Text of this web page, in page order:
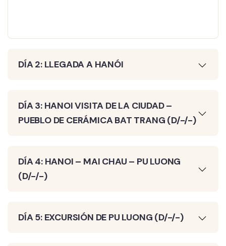
DÍA 2: LLEGADA A HANÓI
DÍA 3: HANOI VISITA DE LA CIUDAD –
PUEBLO DE CERÁMICA BAT TRANG (D/-/-)
DÍA 4: HANOI – MAI CHAU – PU LUONG
(D/-/-)
DÍA 5: EXCURSIÓN DE PU LUONG (D/-/-)